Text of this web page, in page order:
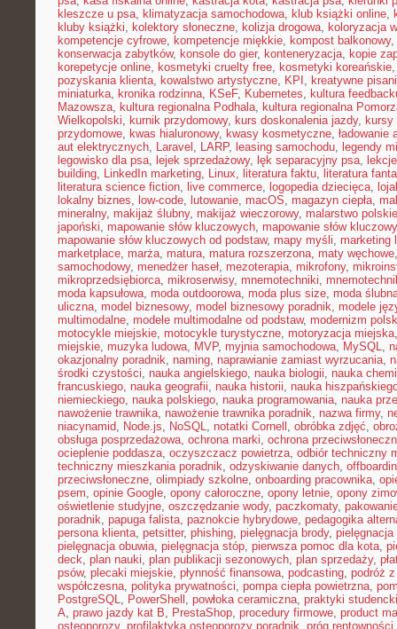
kleszcze u psa, klimatyzacja samochodowa, klub książki online,
kluby książki, kolektory słoneczne, kolizja drogowa, koloryzacja
kompetencje cyfrowe, kompetencje miękkie, kompost balkonowy,
konserwacja zabytków, konsole do gier, konteneryzacja, kopie
korepetycje online, kosmetyki cruelty free, kosmetyki koreańskie
pozyskania klienta, kowalstwo artystyczne, KPI , kreatywne
miniaturka, kronika rodzinna, KSeF, Kubernetes, kultura
Mazowsza, kultura regionalna Podhala, kultura regionalna
Wielkopolski, kurnik przydomowy, kurs doskonalenia jazdy, kursy
przydomowe, kwas hialuronowy, kwasy kosmetyczne, ładowanie
aut elektrycznych, Laravel , LARP, leasing samochodu, legendy
legowisko dla psa, lejek sprzedażowy, lęk separacyjny psa,
building, LinkedIn marketing, Linux, literatura faktu, literatura
literatura science fiction, live commerce, logopedia dziecięca,
lokalny biznes, low-code, lutowanie, macOS, magazyn ciepła,
mineralny, makijaż ślubny, makijaż wieczorowy, malarstwo polskie
japoński, mapowanie słów kluczowych, mapowanie słów
mapowanie słów kluczowych od podstaw, mapy myśli, marketing
marketplace, marża, matura, matura rozszerzona, maty węchowe
samochodowy, menedżer haseł, mezoterapia, mikrofony,
mikroprzedsiębiorca, mikroserwisy, mnemotechniki,
moda kapsułowa, moda outdoorowa, moda plus size, moda
uliczna, model biznesowy, model biznesowy poradnik, modele
multimodalne, modele multimodalne od podstaw, modernizm
motocykle miejskie, motocykle turystyczne, motoryzacja miejska
miejskie, muzyka ludowa, MVP, myjnia samochodowa, MySQL,
okazjonalny poradnik, naming, naprawianie zamiast wyrzucania,
środki czystości, nauka angielskiego, nauka biologii, nauka
francuskiego, nauka geografii, nauka historii, nauka
niemieckiego, nauka polskiego, nauka programowania, nauka
nawożenie trawnika, nawożenie trawnika poradnik, nazwa firmy,
niacynamid, Node.js, NoSQL, notatki Cornell , obróbka zdjęć,
obsługa posprzedażowa, ochrona marki, ochrona
ocieplenie poddasza, oczyszczacz powietrza, odbiór techniczny
techniczny mieszkania poradnik, odzyskiwanie danych,
przeciwsłoneczne, olimpiady szkolne, onboarding pracownika,
psem, opinie Google, opony całoroczne, opony letnie, opony
oświetlenie studyjne, oszczędzanie wody, paczkomaty,
poradnik, papuga falista, paznokcie hybrydowe, pedagogika
persona klienta, petsitter, phishing, pielęgnacja brody, pielęgnacja
pielęgnacja obuwia, pielęgnacja stóp, pierwsza pomoc dla kota,
deck, plan nauki, plan publikacji sezonowych, plan sprzedaży,
psów, plecaki miejskie, płynność finansowa, podcasting, podróż
współczesna, polityka prywatności, pompa ciepła powietrzna,
PostgreSQL, PowerShell , powłoka ceramiczna, praktyki
A, prawo jazdy kat B, PrestaShop, procedury firmowe, product
osteoporozy, profilaktyka osteoporozy poradnik, próg rentowności